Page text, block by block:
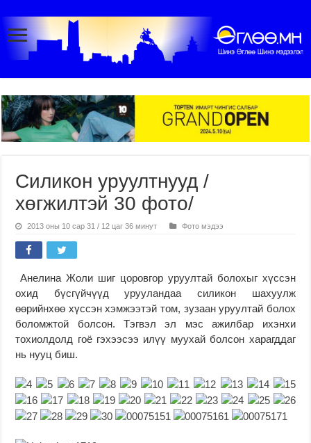
Силикон уруултнууд /
хөгжилтэй 30 фото/
2013 оны 10 сар 31 / 12 цаг 36 минут Фото мэдээ
Анелина Жоли шиг цоровгор уруултай болохыг хүссэн
охид бүсгүйчүүд урууландаа силикон шахуулж
өөрийнхөө хүссэн хэмжээтэй том, зузаан уруултай болох
боломжтой болсон. Тэгвэл эл мэс ажилбар ихэнхи
тохиолдолд гоё гэхээсээ илүү муухай болсон харагддаг
нь нууц биш.